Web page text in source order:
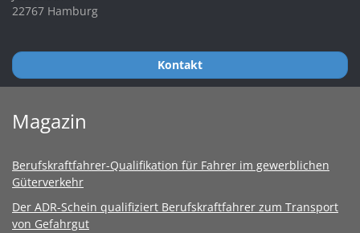
22767 Hamburg
Kontakt
Magazin
Berufskraftfahrer-Qualifikation für Fahrer im gewerblichen
Güterverkehr
Der ADR-Schein qualifiziert Berufskraftfahrer zum Transport
von Gefahrgut